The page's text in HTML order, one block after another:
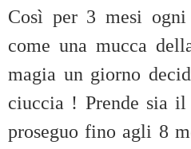
Così per 3 mesi
come una mucca
magia un giorno
ciuccia ! Prende sia
proseguo fino agli 8